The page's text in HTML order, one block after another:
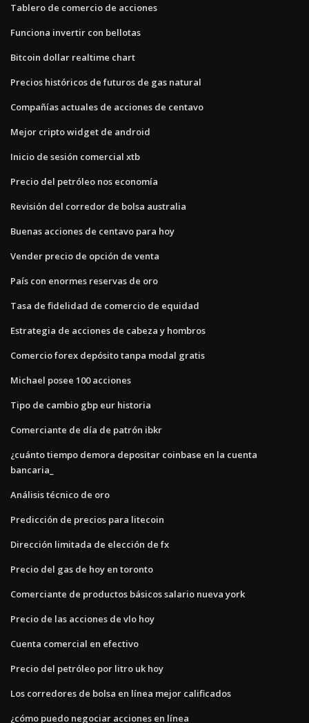
Tablero de comercio de acciones
Funciona invertir con bellotas
Bitcoin dollar realtime chart
Precios históricos de futuros de gas natural
Compañías actuales de acciones de centavo
Mejor cripto widget de android
Inicio de sesión comercial xtb
Precio del petróleo nos economía
Revisión del corredor de bolsa australia
Buenas acciones de centavo para hoy
Vender precio de opción de venta
País con enormes reservas de oro
Tasa de fidelidad de comercio de equidad
Estrategia de acciones de cabeza y hombros
Comercio forex depósito tanpa modal gratis
Michael posee 100 acciones
Tipo de cambio gbp eur historia
Comerciante de día de patrón ibkr
¿cuánto tiempo demora depositar coinbase en la cuenta
bancaria_
Análisis técnico de oro
Predicción de precios para litecoin
Dirección limitada de elección de fx
Precio del gas de hoy en toronto
Comerciante de productos básicos salario nueva york
Precio de las acciones de vlo hoy
Cuenta comercial en efectivo
Precio del petróleo por litro uk hoy
Los corredores de bolsa en línea mejor calificados
¿cómo puedo negociar acciones en línea